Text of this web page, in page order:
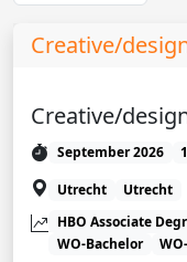
Creative/
Creative/
September 2026
Utrecht
Utrecht
HBO Associate
WO-Bachelor